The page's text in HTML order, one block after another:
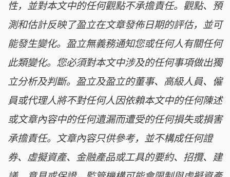
性，並對本文中的任何觀點不承擔責任。觀點、預
測和估計反映了盈立在文章發佈日期的評估，並可
能發生變化。盈立無義務通知您或任何人有關任何
此類變化。您必須對本文中涉及的任何事項做出獨
立分析及判斷。盈立及盈立的董事、高級人員、僱
員或代理人將不對任何人因依賴本文中的任何陳述
或文章內容中的任何遺漏而遭受的任何損失或損害
承擔責任。文章內容只供參考，並不構成任何證
券、虛擬資產、金融產品或工具的要約、招攬、建